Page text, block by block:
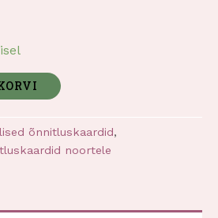
õnnitluskaardid,
noortele